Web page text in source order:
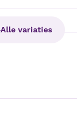
Alle variaties